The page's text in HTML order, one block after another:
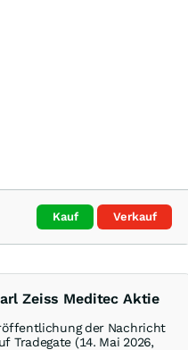
Kauf Verkauf
Zeiss Meditec Aktie
der Nachricht
Tradegate (14. Mai 2026,